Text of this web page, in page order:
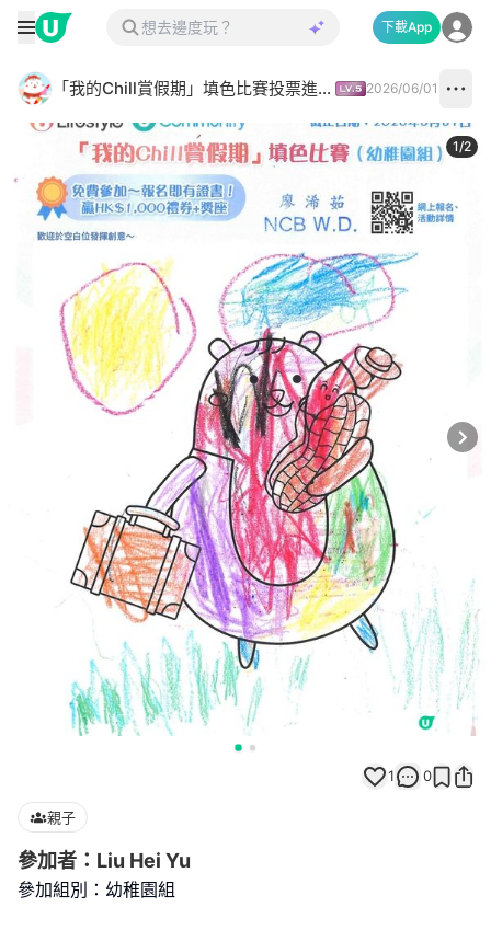
下載App
「我的Chill賞假期」填色比賽投票進行中✅ 2026/06/01
1/2
1 0
親子
參加者：Liu Hei Yu
參加組別：幼稚園組